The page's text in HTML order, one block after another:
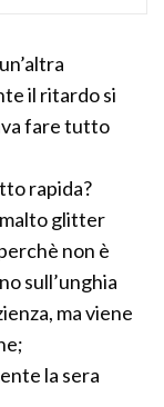
il ritardo si
fare tutto
rapida?
glitter
non è
sull’unghia
ma viene
la sera